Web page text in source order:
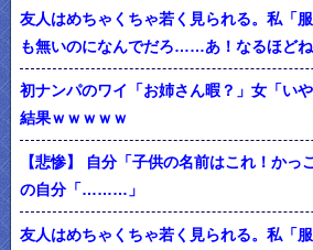
友人はめちゃくちゃ若く見られる。私「
も無いのになんでだろ……あ！なるほどね
初ナンパのワイ「お姉さん暇？」女「い
結果ｗｗｗｗｗ
【悲惨】 自分「子供の名前はこれ！か
の自分「………」
友人はめちゃくちゃ若く見られる。私「